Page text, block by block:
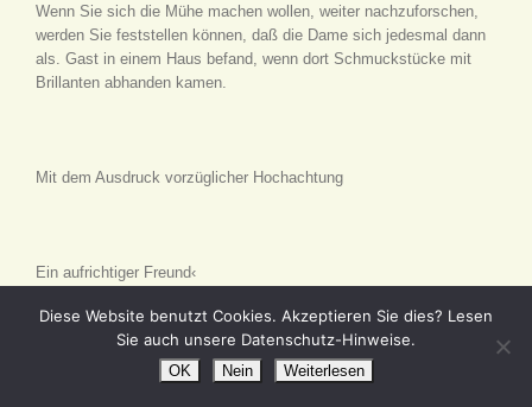
Wenn Sie sich die Mühe machen wollen, weiter nachzuforschen,
werden Sie feststellen können, daß die Dame sich jedesmal dann
als. Gast in einem Haus befand, wenn dort Schmuckstücke mit
Brillanten abhanden kamen.
Mit dem Ausdruck vorzüglicher Hochachtung
Ein aufrichtiger Freund‹
»Der Brief ist in London aufgegeben worden«, erklärte der
Diese Website benutzt Cookies. Akzeptieren Sie dies? Lesen
Sie auch unsere Datenschutz-Hinweise.
OK Nein Weiterlesen